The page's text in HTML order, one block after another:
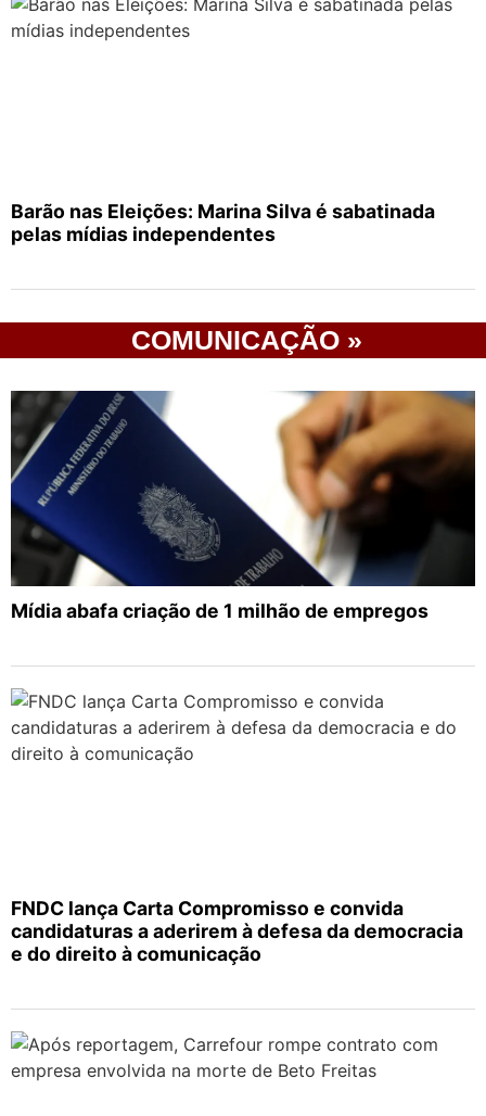
Barão nas Eleições: Marina Silva é sabatinada
pelas mídias independentes
COMUNICAÇÃO »
Mídia abafa criação de 1 milhão de empregos
FNDC lança Carta Compromisso e convida
candidaturas a aderirem à defesa da democracia
e do direito à comunicação